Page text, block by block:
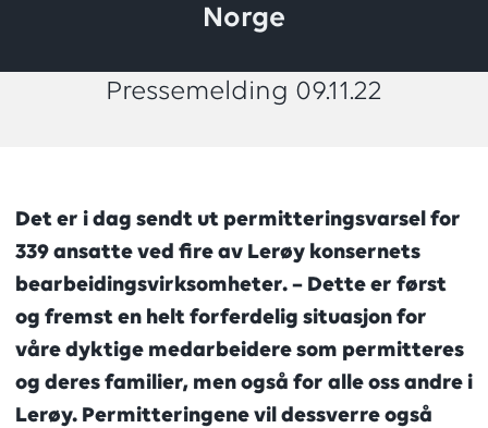
Norge
Pressemelding 09.11.22
Det er i dag sendt ut permitteringsvarsel for
339 ansatte ved fire av Lerøy konsernets
bearbeidingsvirksomheter. – Dette er først
og fremst en helt forferdelig situasjon for
våre dyktige medarbeidere som permitteres
og deres familier, men også for alle oss andre i
Lerøy. Permitteringene vil dessverre også